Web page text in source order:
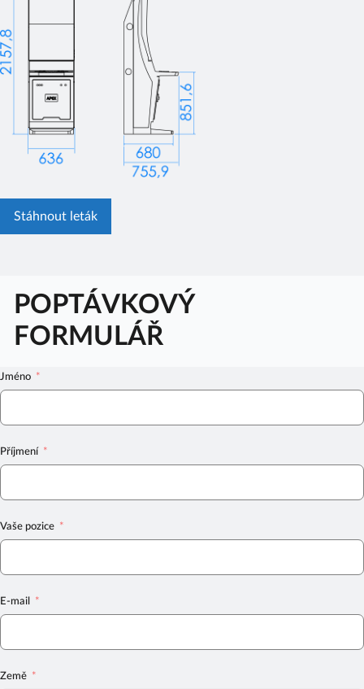
Stáhnout leták
POPTÁVKOVÝ
FORMULÁŘ
Jméno
Příjmení
Vaše pozice
E-mail
Země